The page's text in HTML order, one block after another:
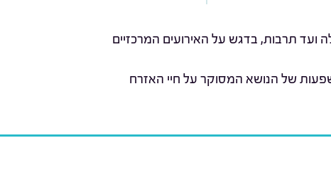
ועד תרבות, בדגש על האירועים המרכזיים
של הנושא המסוקר על חיי האזרח